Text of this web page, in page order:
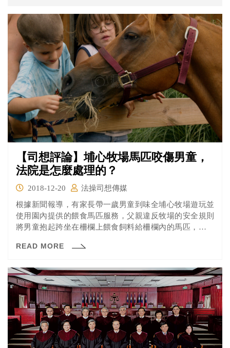
【司想評論】埔心牧場馬匹咬傷男童，
法院是怎麼處理的？
2018-12-20
法操司想傳媒
根據新聞報導，有家長帶一歲男童到味全埔心牧場遊玩並
使用園內提供的餵食馬匹服務，父親違反牧場的安全規則
將男童抱起跨坐在柵欄上餵食飼料給柵欄內的馬匹，但一
訴訟，台北地方法院認為雙方都必須負擔部份過失，判決
READ MORE